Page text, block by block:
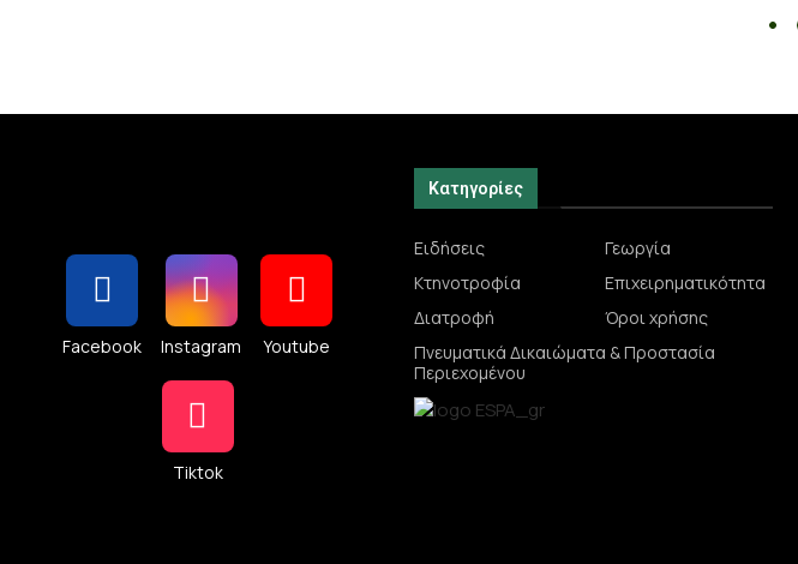
Facebook Instagram Youtube
Tiktok
Κατηγορίες
Ειδήσεις
Γεωργία
Κτηνοτροφία
Επιχειρηματικότητα
Διατροφή
Όροι χρήσης
Πνευματικά Δικαιώματα & Προστασία
Περιεχομένου